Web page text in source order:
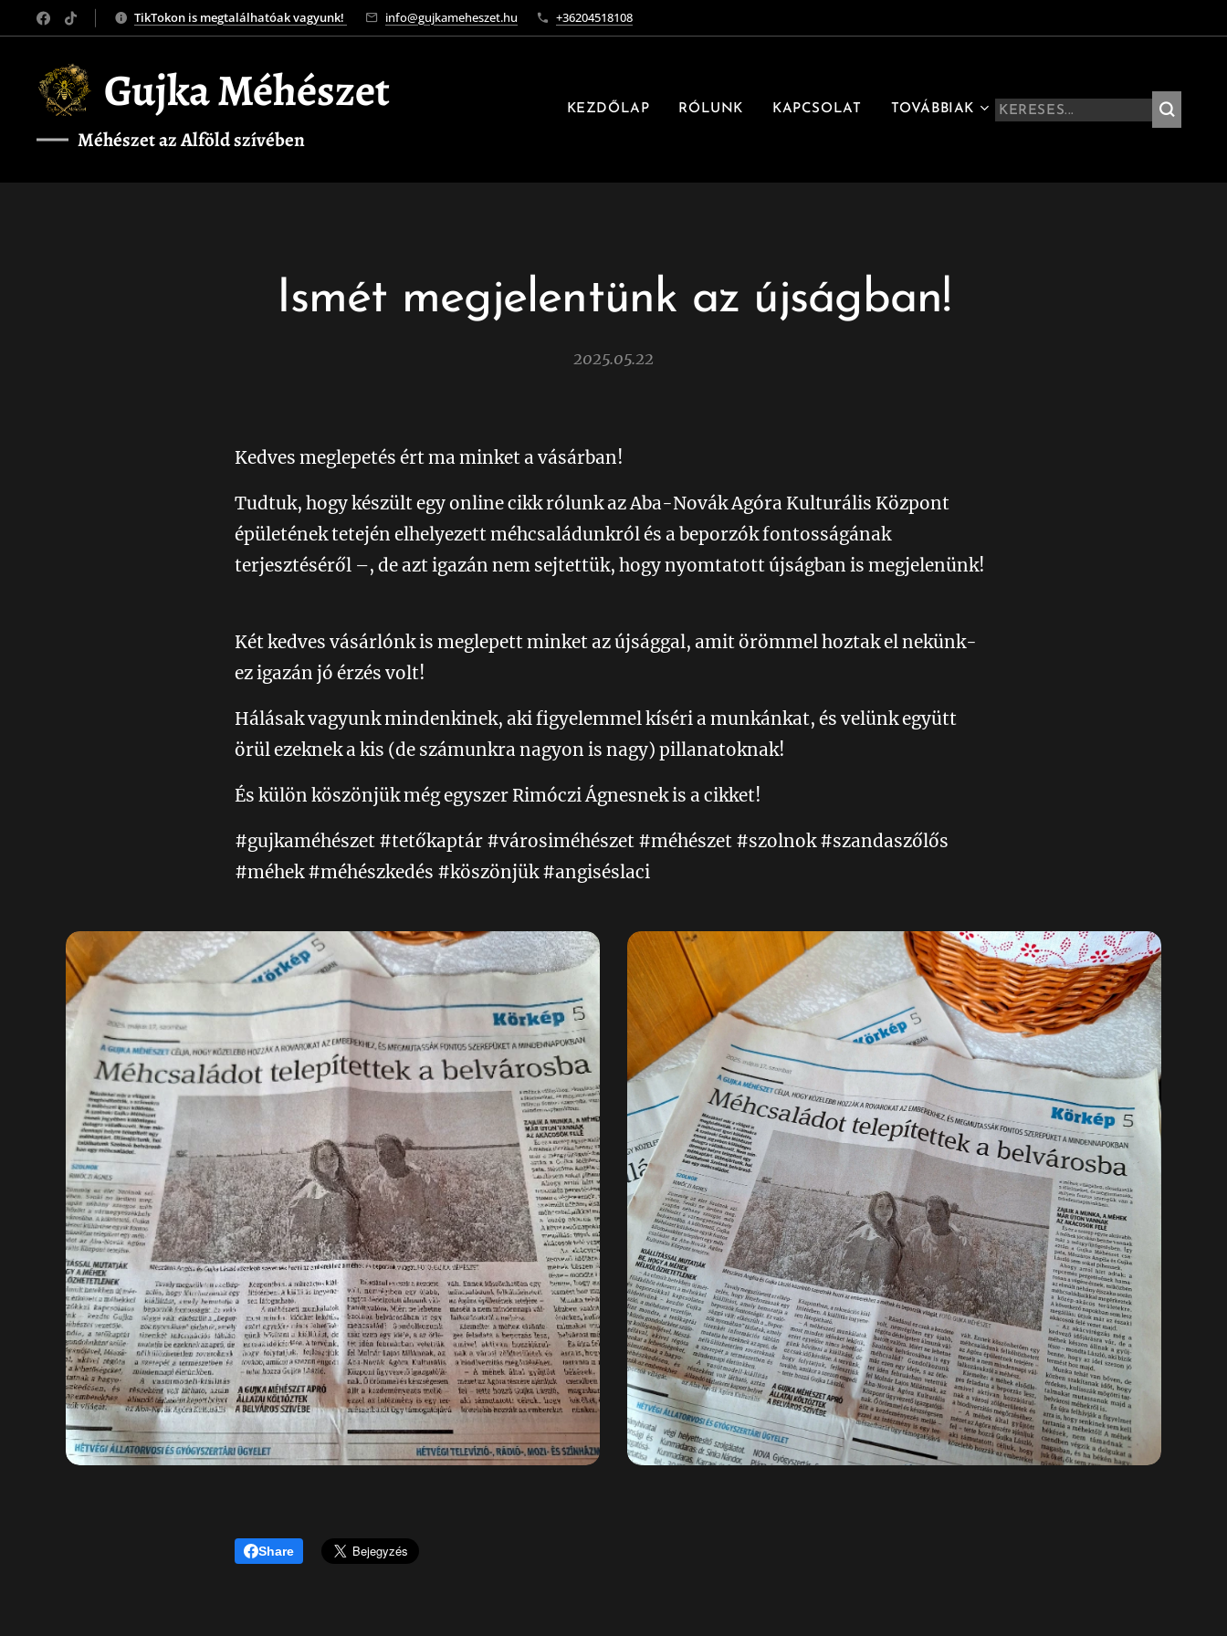
TikTokon is megtalálhatóak vagyunk! info@gujkameheszet.hu +36204518108
Gujka Méhészet
Méhészet az Alföld szívében
KEZDŐLAP RÓLUNK KAPCSOLAT TOVÁBBIAK
Ismét megjelentünk az újságban!
2025.05.22
Kedves meglepetés ért ma minket a vásárban! 🥹💛
Tudtuk, hogy készült egy online cikk rólunk az Aba-Novák Agóra Kulturális Központ
épületének tetején elhelyezett méhcsaládunkról és a beporzók fontosságának
terjesztéséről –, de azt igazán nem sejtettük, hogy nyomtatott újságban is megjelenünk!
Két kedves vásárlónk is meglepett minket az újsággal, amit örömmel hoztak el nekünk-
ez igazán jó érzés volt! 🥰🤗
Hálásak vagyunk mindenkinek, aki figyelemmel kíséri a munkánkat, és velünk együtt
örül ezeknek a kis (de számunkra nagyon is nagy) pillanatoknak! 🐝💛
És külön köszönjük még egyszer Rimóczi Ágnesnek is a cikket! 🙏
#gujkaméhészet #tetőkaptár #városiméhészet #méhészet #szolnok #szandaszőlős
#méhek #méhészkedés #köszönjük #angiséslaci
Share